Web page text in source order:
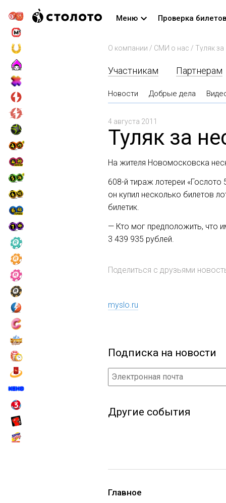
Меню Проверка билетов
О компании / СМИ о нас / Туляк
Участникам Партнерам
Новости Добрые дела
4 августа 2011
Туляк за
На жителя Новомосковска
608-й тираж лотереи «Гослото
он купил несколько билетов
билетик.
— Кто мог предположить, что
3 439 935 рублей.
Поделиться с друзьями
myslo.ru
Подписка на новости
Другие события
Главное